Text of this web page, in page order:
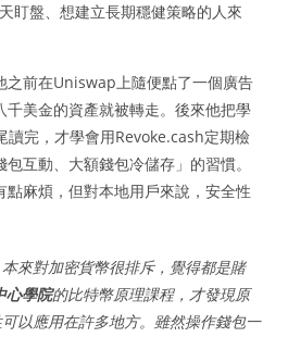
盯盤、想建立長期穩健策略的人來
之前在Uniswap上隨便點了一個廣告
千美金的資產就被轉走。後來他把學
讀完，才學會用Revoke.cash定期檢
互動、大額錢包冷儲存」的習慣。
麻煩，但對本地用戶來說，安全性
本來對加密貨幣很排斥，覺得都是賭
心學院的比特幣原理課程，才發現原
以應用在許多地方。雖然操作錢包一